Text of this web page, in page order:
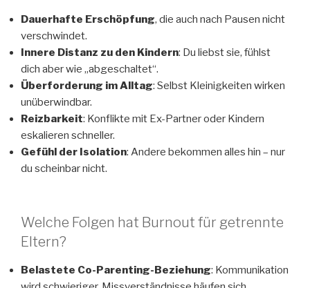
Dauerhafte Erschöpfung, die auch nach Pausen nicht
verschwindet.
Innere Distanz zu den Kindern: Du liebst sie, fühlst
dich aber wie „abgeschaltet“.
Überforderung im Alltag: Selbst Kleinigkeiten wirken
unüberwindbar.
Reizbarkeit: Konflikte mit Ex-Partner oder Kindern
eskalieren schneller.
Gefühl der Isolation: Andere bekommen alles hin – nur
du scheinbar nicht.
Welche Folgen hat Burnout für getrennte
Eltern?
Belastete Co-Parenting-Beziehung: Kommunikation